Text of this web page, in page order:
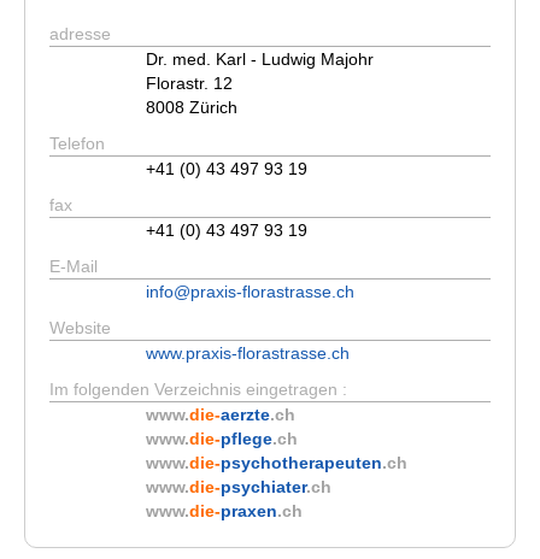
adresse
Dr. med. Karl - Ludwig Majohr
Florastr. 12
8008 Zürich
Telefon
+41 (0) 43 497 93 19
fax
+41 (0) 43 497 93 19
E-Mail
info@praxis-florastrasse.ch
Website
www.praxis-florastrasse.ch
Im folgenden Verzeichnis eingetragen :
www.die-aerzte.ch
www.die-pflege.ch
www.die-psychotherapeuten.ch
www.die-psychiater.ch
www.die-praxen.ch